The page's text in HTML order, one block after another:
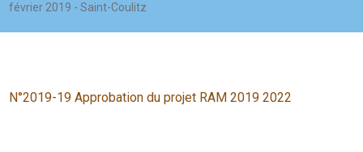
février 2019 - Saint-Coulitz
N°2019-19 Approbation du projet RAM 2019 2022